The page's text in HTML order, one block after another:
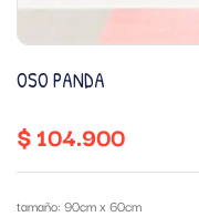
OSO PANDA
$104.900
tamaño: 90cm x 60cm